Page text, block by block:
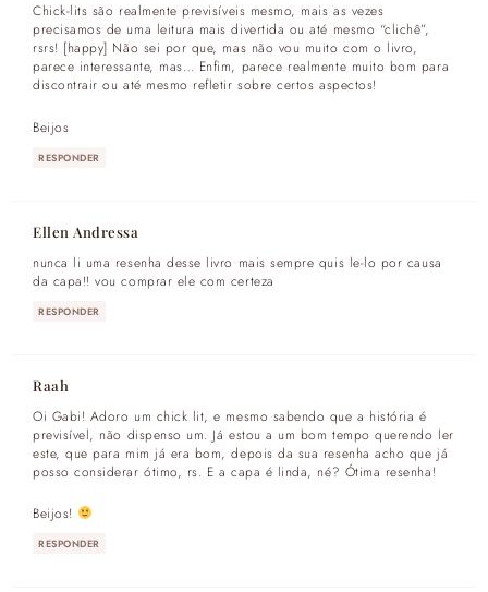
Chick-lits são realmente previsíveis mesmo, mais as vezes
precisamos de uma leitura mais divertida ou até mesmo “clichê”,
rsrs! [happy] Não sei por que, mas não vou muito com o livro,
parece interessante, mas… Enfim, parece realmente muito bom para
discontrair ou até mesmo refletir sobre certos aspectos!
Beijos
RESPONDER
Ellen Andressa
nunca li uma resenha desse livro mais sempre quis le-lo por causa
da capa!! vou comprar ele com certeza
RESPONDER
Raah
Oi Gabi! Adoro um chick lit, e mesmo sabendo que a história é
previsível, não dispenso um. Já estou a um bom tempo querendo ler
este, que para mim já era bom, depois da sua resenha acho que já
posso considerar ótimo, rs. E a capa é linda, né? Ótima resenha!
Beijos!
RESPONDER